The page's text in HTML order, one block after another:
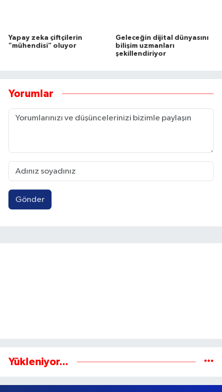
Yapay zeka çiftçilerin
"mühendisi" oluyor
Geleceğin dijital dünyasını
bilişim uzmanları
şekillendiriyor
Yorumlar